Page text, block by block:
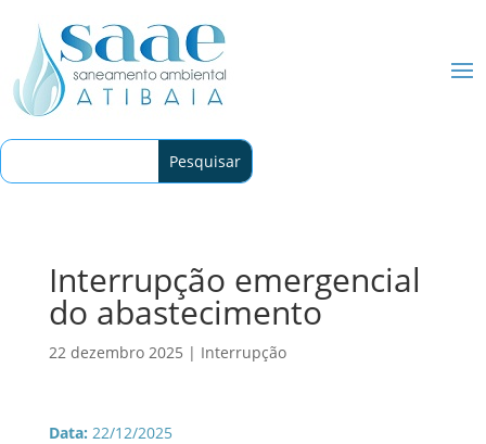
Interrupção emergencial
do abastecimento
22 dezembro 2025 | Interrupção
Data: 22/12/2025